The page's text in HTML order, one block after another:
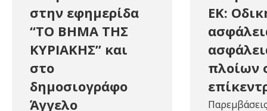
στην εφημερίδα
“ΤΟ ΒΗΜΑ ΤΗΣ
ΚΥΡΙΑΚΗΣ” και
στο
δημοσιογράφο
Άγγελο
ΕΚ:
πλοίων